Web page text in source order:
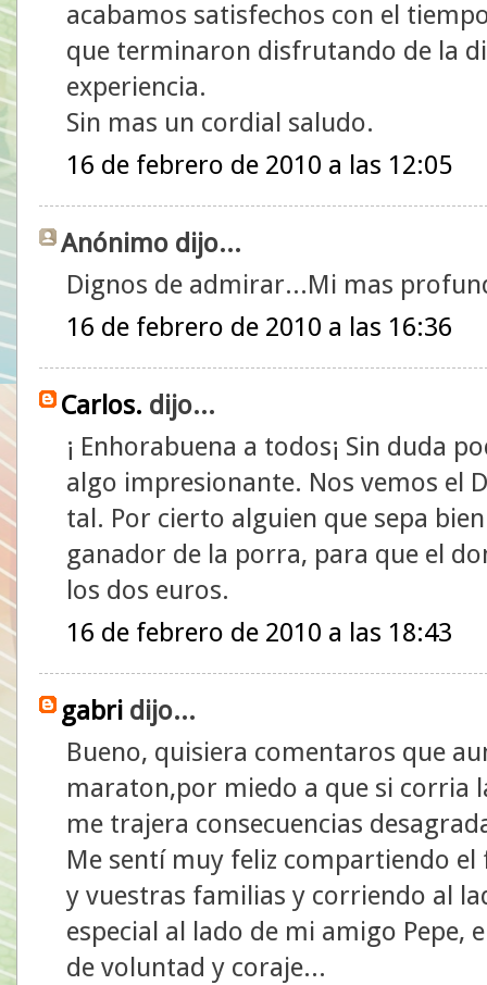
acabamos satisfechos con el
que terminaron disfrutando de la
experiencia.
Sin mas un cordial saludo.
16 de febrero de 2010 a las 12:05
Anónimo dijo...
Dignos de admirar...Mi mas
16 de febrero de 2010 a las 16:36
Carlos. dijo...
¡ Enhorabuena a todos¡ Sin duda
algo impresionante. Nos vemos el
tal. Por cierto alguien que sepa
ganador de la porra, para que el
los dos euros.
16 de febrero de 2010 a las 18:43
gabri dijo...
Bueno, quisiera comentaros que
maraton,por miedo a que si corria
me trajera consecuencias
Me sentí muy feliz compartiendo
y vuestras familias y corriendo al
especial al lado de mi amigo Pepe,
de voluntad y coraje...